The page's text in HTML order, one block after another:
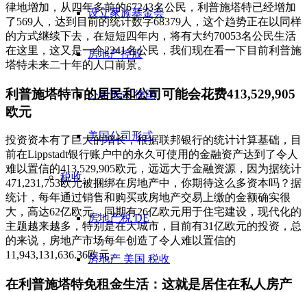
设立家族基金会
房地产控股
公司形式 德国
美国公司形式
税收
房地产税 DE
房地产 美国 税收
律地增加，从四年多前的67243名公民，利普施塔特已经增加
了569人，达到目前的统计数字68379人，这个趋势正在以同样
的方式继续下去，在短短四年内，将有大约70053名公民生活
在这里，这又是一个2241名公民，我们现在看一下目前利普施
塔特未来二十年的人口前景。
利普施塔特市的居民和公司可能会花费413,529,905
欧元
投资资本有了巨大的增长，根据联邦银行的统计计算基础，目
前在Lippstadt银行账户中的永久可使用的金融资产达到了令人
难以置信的413,529,905欧元，远远大于金融资源，因为据统计
471,231,753欧元被捆绑在房地产中，你期待这么多资本吗？据
统计，每年通过销售和购买或房地产交易上缴的金额确实很
大，高达62亿欧元，同期有26亿欧元用于住宅建设，现代化的
主题越来越多，特别是在大城市，目前有31亿欧元的投资，总
的来说，房地产市场每年创造了令人难以置信的
11,943,131,636.36欧元。
在利普施塔特免租金生活：这就是居住在私人房产